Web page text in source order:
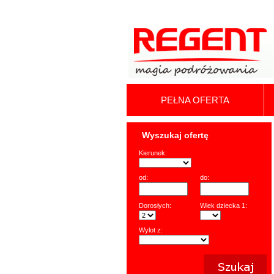
PEŁNA OFERTA
Wyszukaj ofertę
Kierunek:
od: do:
Dorosłych: Wiek dziecka 1:
Wylot z: